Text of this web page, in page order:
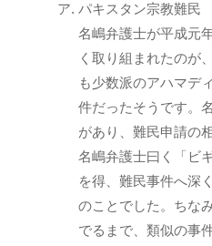
パキスタン宗教難民
名嶋弁護士が平成元
く取り組まれたのが
も少数派のアハマデ
件だったそうです。
があり、難民申請の
名嶋弁護士曰く「ビ
を得、難民事件へ深
のことでした。ちな
でるまで、類似の事